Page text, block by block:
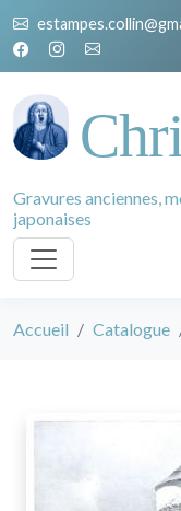
Gravures anciennes,
japonaises
Accueil Catalogue